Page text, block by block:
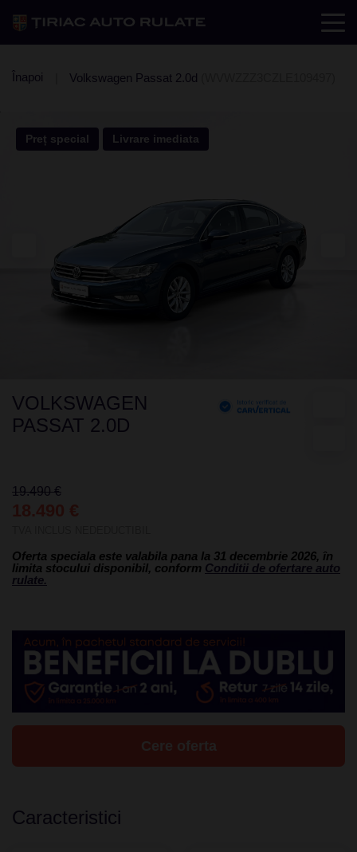
Înapoi Volkswagen Passat 2.0d
Preț special Livrare imediata
VOLKSWAGEN
PASSAT 2.0D
19.490 €
18.490 €
Oferta speciala este valabila pana la 31 decembrie 2026, în
limita stocului disponibil, conform Conditii de ofertare auto
rulate.
Cere oferta
Caracteristici